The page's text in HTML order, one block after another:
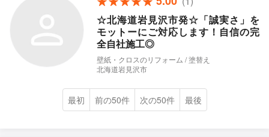
☆北海道岩見沢市発☆「誠実さ」を
モットーにご対応します！自信の完
全自社施工◎
壁紙・クロスのリフォーム / 塗替え
北海道岩見沢市
最初 前の50件 次の50件 最後